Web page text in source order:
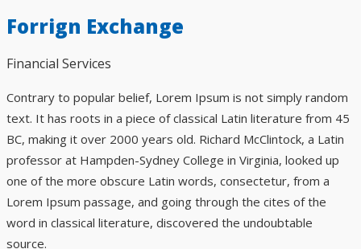
Forrign Exchange
Financial Services
Contrary to popular belief, Lorem Ipsum is not simply random
text. It has roots in a piece of classical Latin literature from 45
BC, making it over 2000 years old. Richard McClintock, a Latin
professor at Hampden-Sydney College in Virginia, looked up
one of the more obscure Latin words, consectetur, from a
Lorem Ipsum passage, and going through the cites of the
word in classical literature, discovered the undoubtable
source.